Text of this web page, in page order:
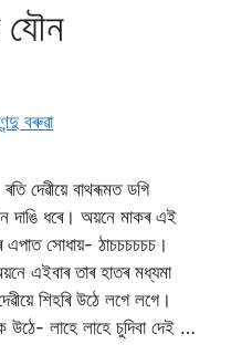
যৌন
বৰুৱা
ৰতি দেৱীয়ে বাথৰূমত ডগি
দাঙি ধৰে। অয়নে মাকৰ এই
সোধায়- ঠাচচচচচচ।
এইবাৰ তাৰ হাতৰ মধ্যমা
শিহৰি উঠে লগে লগে।
লাহে লাহে চুদিবা দেই …